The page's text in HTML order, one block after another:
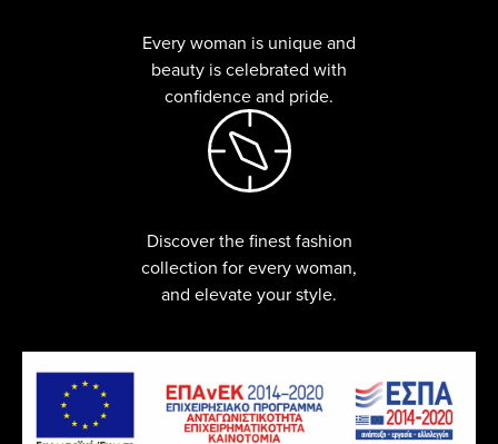
Every woman is unique and
beauty is celebrated with
confidence and pride.
Discover the finest fashion
collection for every woman,
and elevate your style.